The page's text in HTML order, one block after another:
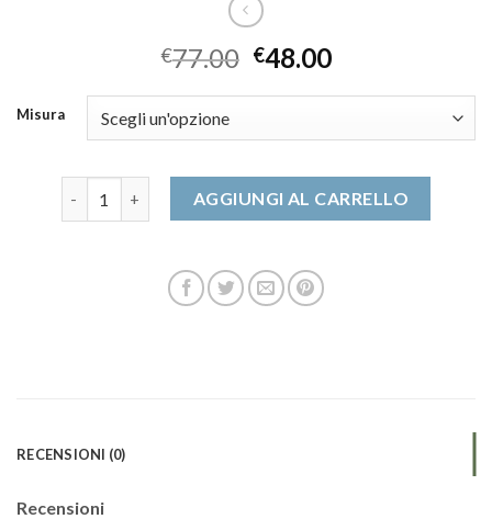
€77.00 €48.00
Misura
scarpe da ginnastica donna quantità
AGGIUNGI AL CARRELLO
RECENSIONI (0)
Recensioni